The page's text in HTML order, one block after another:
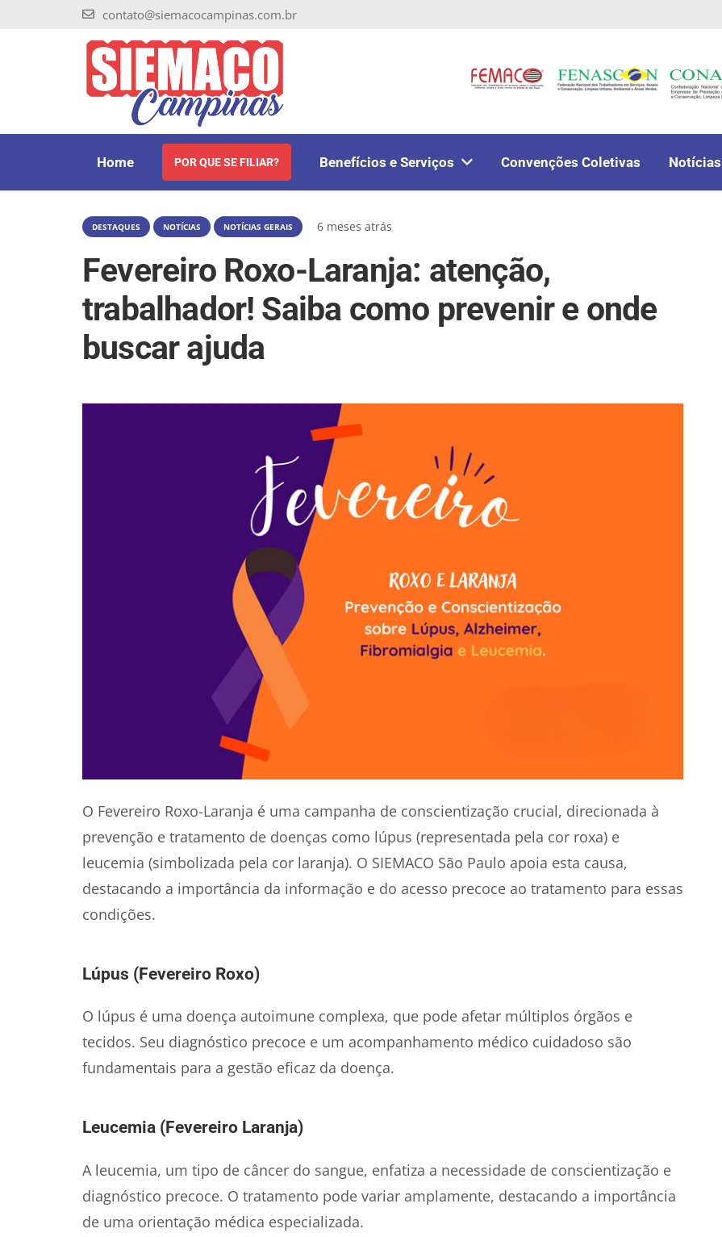
contato@siemacocampinas.com.br
Home POR QUE SE FILIAR? Benefícios e Serviços Convenções Coletivas Notícias
DESTAQUES NOTÍCIAS NOTÍCIAS GERAIS 6 meses atrás
Fevereiro Roxo-Laranja: atenção,
trabalhador! Saiba como prevenir e onde
buscar ajuda
O Fevereiro Roxo-Laranja é uma campanha de conscientização crucial, direcionada à
prevenção e tratamento de doenças como lúpus (representada pela cor roxa) e
leucemia (simbolizada pela cor laranja). O SIEMACO São Paulo apoia esta causa,
destacando a importância da informação e do acesso precoce ao tratamento para essas
condições.
Lúpus (Fevereiro Roxo)
O lúpus é uma doença autoimune complexa, que pode afetar múltiplos órgãos e
tecidos. Seu diagnóstico precoce e um acompanhamento médico cuidadoso são
fundamentais para a gestão eficaz da doença.
Leucemia (Fevereiro Laranja)
A leucemia, um tipo de câncer do sangue, enfatiza a necessidade de conscientização e
diagnóstico precoce. O tratamento pode variar amplamente, destacando a importância
de uma orientação médica especializada.